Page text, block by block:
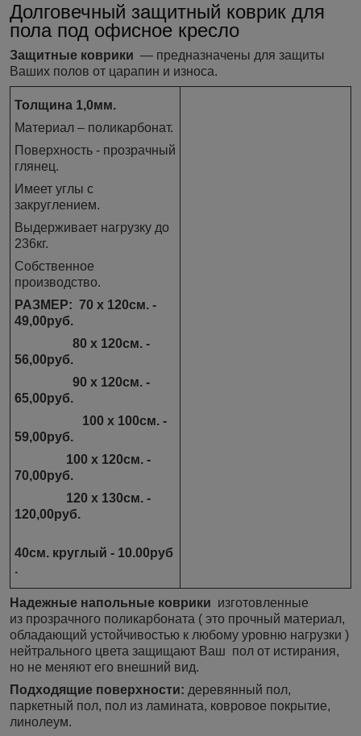
Долговечный защитный коврик для
пола под офисное кресло
Защитные коврики ― предназначены для защиты
Ваших полов от царапин и износа.
Толщина 1,0мм.
Материал – поликарбонат.
Поверхность - прозрачный
глянец.
Имеет углы с
закруглением.
Выдерживает нагрузку до
236кг.
Собственное
производство.
РАЗМЕР: 70 х 120см. -
49,00руб.
80 х 120см. -
56,00руб.
90 х 120см. -
65,00руб.
100 х 100см. -
59,00руб.
100 х 120см. -
70,00руб.
120 х 130см. -
120,00руб.
40см. круглый - 10.00руб
.
Надежные напольные коврики изготовленные
из прозрачного поликарбоната ( это прочный материал,
обладающий устойчивостью к любому уровню нагрузки )
нейтрального цвета защищают Ваш пол от истирания,
но не меняют его внешний вид.
Подходящие поверхности: деревянный пол,
паркетный пол, пол из ламината, ковровое покрытие,
линолеум.